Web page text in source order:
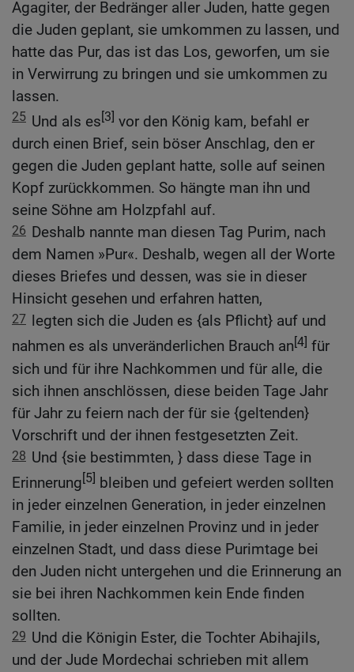
Agagiter, der Bedränger aller Juden, hatte gegen
die Juden geplant, sie umkommen zu lassen, und
hatte das Pur, das ist das Los, geworfen, um sie
in Verwirrung zu bringen und sie umkommen zu
lassen.
25 Und als es[3] vor den König kam, befahl er
durch einen Brief, sein böser Anschlag, den er
gegen die Juden geplant hatte, solle auf seinen
Kopf zurückkommen. So hängte man ihn und
seine Söhne am Holzpfahl auf.
26 Deshalb nannte man diesen Tag Purim, nach
dem Namen »Pur«. Deshalb, wegen all der Worte
dieses Briefes und dessen, was sie in dieser
Hinsicht gesehen und erfahren hatten,
27 legten sich die Juden es {als Pflicht} auf und
nahmen es als unveränderlichen Brauch an[4] für
sich und für ihre Nachkommen und für alle, die
sich ihnen anschlössen, diese beiden Tage Jahr
für Jahr zu feiern nach der für sie {geltenden}
Vorschrift und der ihnen festgesetzten Zeit.
28 Und {sie bestimmten, } dass diese Tage in
Erinnerung[5] bleiben und gefeiert werden sollten
in jeder einzelnen Generation, in jeder einzelnen
Familie, in jeder einzelnen Provinz und in jeder
einzelnen Stadt, und dass diese Purimtage bei
den Juden nicht untergehen und die Erinnerung an
sie bei ihren Nachkommen kein Ende finden
sollten.
29 Und die Königin Ester, die Tochter Abihajils,
und der Jude Mordechai schrieben mit allem